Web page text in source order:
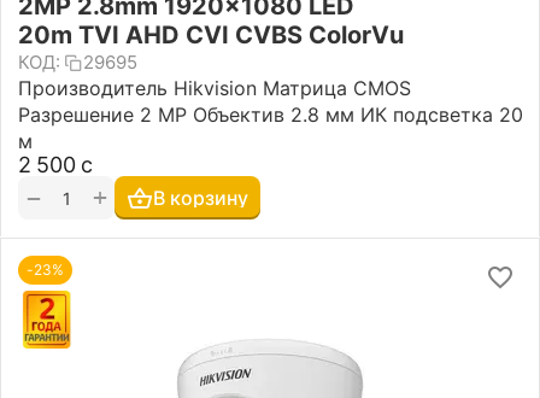
2MP 2.8mm 1920×1080 LED
20m TVI AHD CVI CVBS ColorVu
КОД: 29695
Производитель Hikvision Матрица CMOS
Разрешение 2 MP Объектив 2.8 мм ИК подсветка 20
м
2 500 с
+
− В корзину
-23%